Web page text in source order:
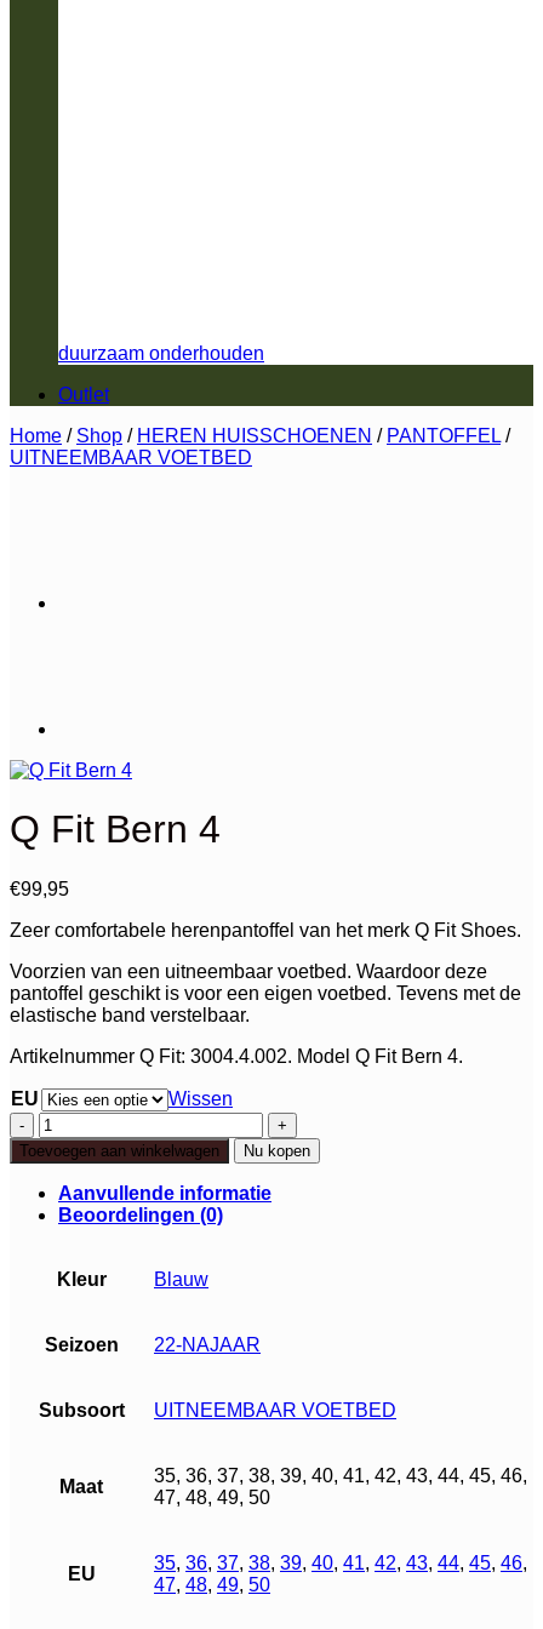
duurzaam onderhouden
Outlet
Home / Shop / HEREN HUISSCHOENEN / PANTOFFEL /
UITNEEMBAAR VOETBED
Q Fit Bern 4
€99,95
Zeer comfortabele herenpantoffel van het merk Q Fit Shoes.
Voorzien van een uitneembaar voetbed. Waardoor deze
pantoffel geschikt is voor een eigen voetbed. Tevens met de
elastische band verstelbaar.
Artikelnummer Q Fit: 3004.4.002. Model Q Fit Bern 4.
EU
Wissen
Q
Fit
Bern
4
aantal
Toevoegen aan winkelwagen Nu kopen
Aanvullende informatie
Beoordelingen (0)
Kleur Blauw
Seizoen 22-NAJAAR
Subsoort UITNEEMBAAR VOETBED
Maat
35, 36, 37, 38, 39, 40, 41, 42, 43, 44, 45, 46,
47, 48, 49, 50
EU
35, 36, 37, 38, 39, 40, 41, 42, 43, 44, 45, 46,
47, 48, 49, 50